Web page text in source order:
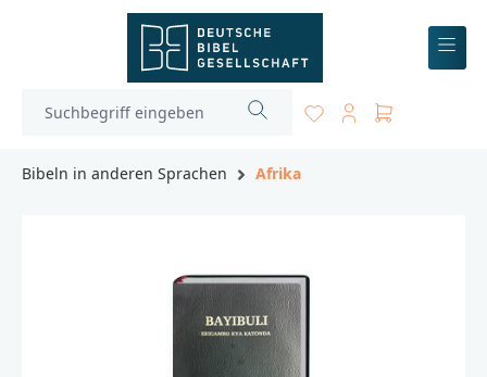
Bibeln in anderen Sprachen Afrika